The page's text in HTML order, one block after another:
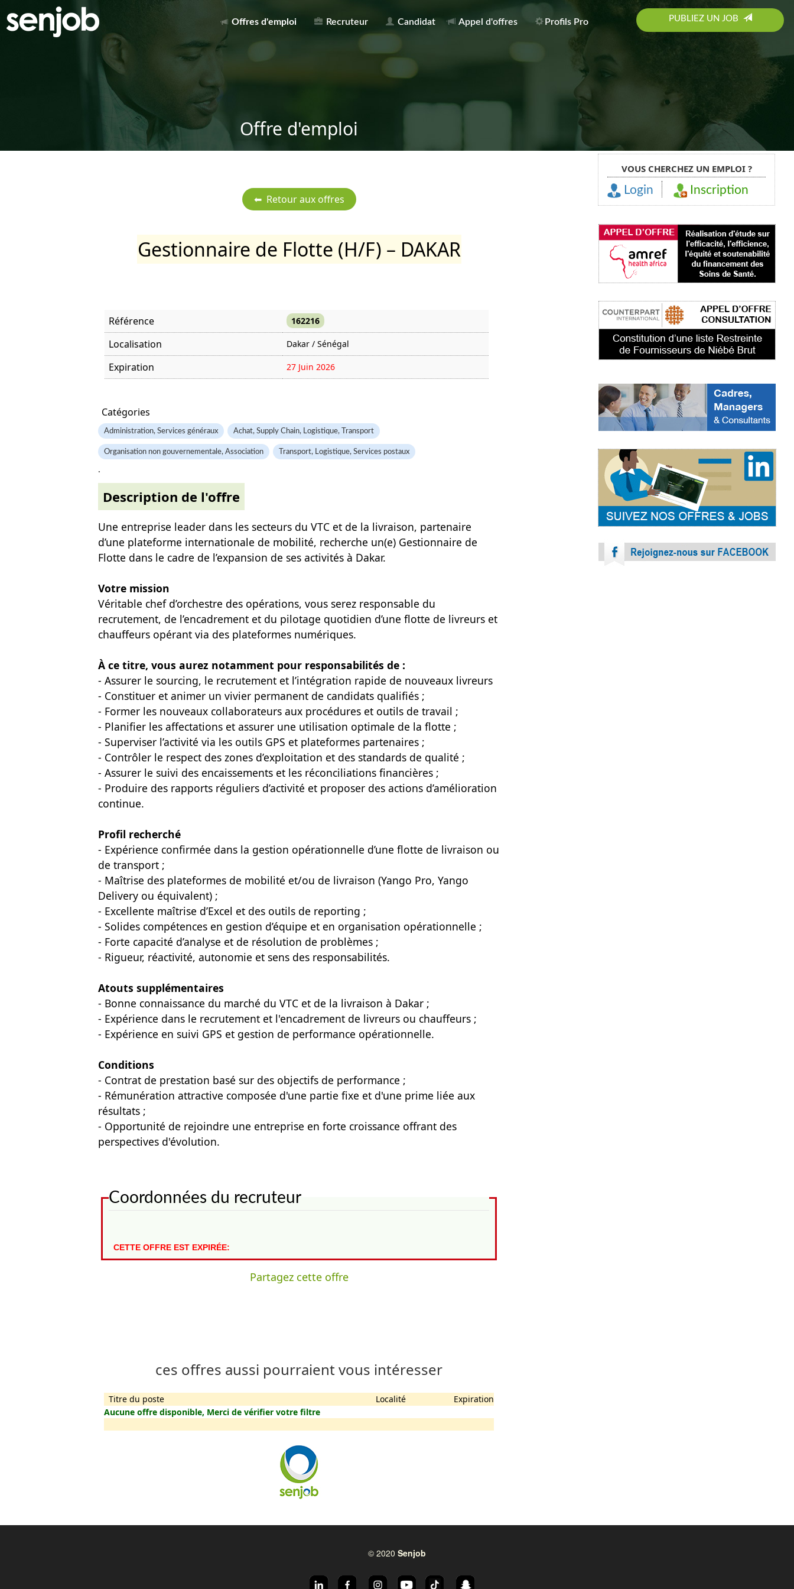
Offres d'emploi Recruteur Candidat Appel d'offres Profils Pro PUBLIEZ UN JOB
Offre d'emploi
Gestionnaire de Flotte (H/F) – DAKAR
Référence 162216
Localisation Dakar / Sénégal
Expiration 27 Juin 2026
Catégories
Administration, Services généraux Achat, Supply Chain, Logistique, Transport
Organisation non gouvernementale, Association Transport, Logistique, Services postaux
.
Description de l'offre
Une entreprise leader dans les secteurs du VTC et de la livraison, partenaire
d’une plateforme internationale de mobilité, recherche un(e) Gestionnaire de
Flotte dans le cadre de l’expansion de ses activités à Dakar.
Votre mission
Véritable chef d’orchestre des opérations, vous serez responsable du
recrutement, de l’encadrement et du pilotage quotidien d’une flotte de livreurs et
chauffeurs opérant via des plateformes numériques.
À ce titre, vous aurez notamment pour responsabilités de :
- Assurer le sourcing, le recrutement et l’intégration rapide de nouveaux livreurs
- Constituer et animer un vivier permanent de candidats qualifiés ;
- Former les nouveaux collaborateurs aux procédures et outils de travail ;
- Planifier les affectations et assurer une utilisation optimale de la flotte ;
- Superviser l’activité via les outils GPS et plateformes partenaires ;
- Contrôler le respect des zones d’exploitation et des standards de qualité ;
- Assurer le suivi des encaissements et les réconciliations financières ;
- Produire des rapports réguliers d’activité et proposer des actions d’amélioration
continue.
Profil recherché
- Expérience confirmée dans la gestion opérationnelle d’une flotte de livraison ou
de transport ;
- Maîtrise des plateformes de mobilité et/ou de livraison (Yango Pro, Yango
Delivery ou équivalent) ;
- Excellente maîtrise d’Excel et des outils de reporting ;
- Solides compétences en gestion d’équipe et en organisation opérationnelle ;
- Forte capacité d’analyse et de résolution de problèmes ;
- Rigueur, réactivité, autonomie et sens des responsabilités.
Atouts supplémentaires
- Bonne connaissance du marché du VTC et de la livraison à Dakar ;
- Expérience dans le recrutement et l'encadrement de livreurs ou chauffeurs ;
- Expérience en suivi GPS et gestion de performance opérationnelle.
Conditions
- Contrat de prestation basé sur des objectifs de performance ;
- Rémunération attractive composée d'une partie fixe et d'une prime liée aux
résultats ;
- Opportunité de rejoindre une entreprise en forte croissance offrant des
perspectives d'évolution.
Coordonnées du recruteur
CETTE OFFRE EST EXPIRÉE:
Partagez cette offre
ces offres aussi pourraient vous intéresser
Titre du poste Localité
Expiration
Aucune offre disponible, Merci de vérifier votre filtre
VOUS CHERCHEZ UN EMPLOI ?
Login Inscription
© 2020 Senjob